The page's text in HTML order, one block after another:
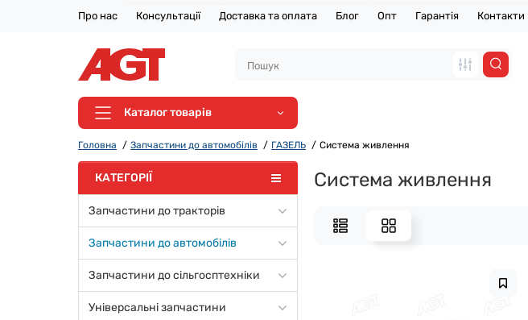
Про нас Консультації Доставка та оплата Блог Опт Гарантія Контакти
Каталог товарів
Головна Запчастини до автомобілів ГАЗЕЛЬ Система живлення
КАТЕГОРІЇ
Запчастини до тракторів
Запчастини до автомобілів
Запчастини до сільгосптехніки
Універсальні запчастини
Система живлення